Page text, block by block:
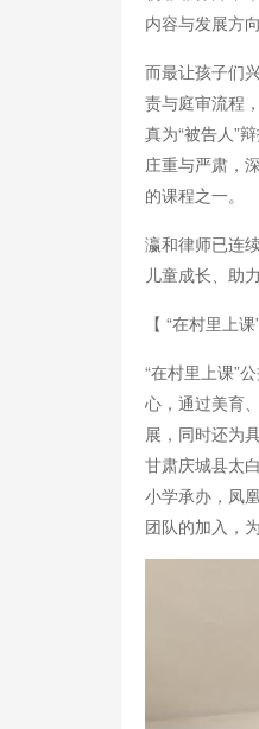
内容与发展方
而最让孩子们
责与庭审流程
真为“被告人”
庄重与严肃，
的课程之一。
瀛和律师已连
儿童成长、助
【 “在村里上
“在村里上课”
心，通过美育
展，同时还为
甘肃庆城县太
小学承办，凤
团队的加入，